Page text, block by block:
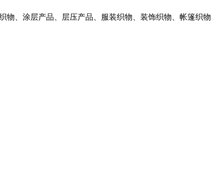
、涂层产品、层压产品、服装织物、装饰织物、帐篷织